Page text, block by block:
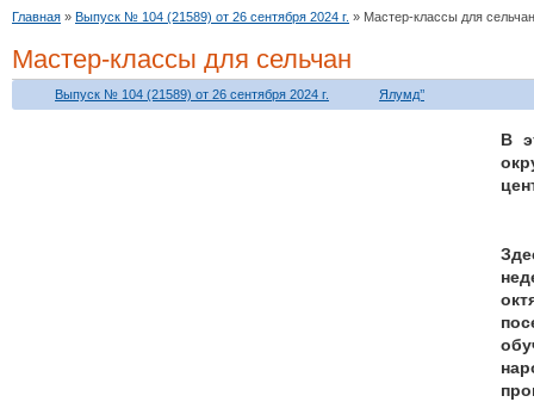
Главная » Выпуск № 104 (21589) от 26 сентября 2024 г. » Мастер-классы для сельчан
Мастер-классы для сельчан
Выпуск № 104 (21589) от 26 сентября 2024 г. Ялумд’’
В